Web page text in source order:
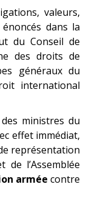
valeurs,
dans la
du Conseil de
des droits de
généraux du
international
ministres du
effet immédiat,
représentation
l’Assemblée
armée contre